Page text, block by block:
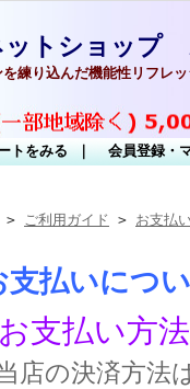
トショップ
り込んだ機能性リフレッ
トをみる 会員登録・
> ご利用ガイド > お支払
支払いにつ
支払い方法
店の決済方法